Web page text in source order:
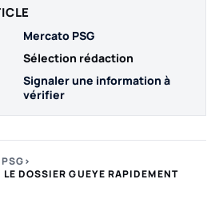
Mercato PSG
Sélection rédaction
Signaler une information à
vérifier
›
DOSSIER GUEYE RAPIDEMENT